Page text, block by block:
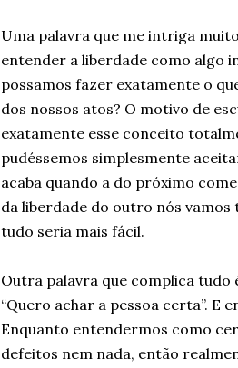
Uma palavra que me intriga
entender a liberdade como algo
possamos fazer exatamente o
dos nossos atos? O motivo de
exatamente esse conceito
pudéssemos simplesmente
acaba quando a do próximo
da liberdade do outro nós vamos
tudo seria mais fácil.
Outra palavra que complica tudo
“Quero achar a pessoa certa”. E
Enquanto entendermos como
defeitos nem nada, então